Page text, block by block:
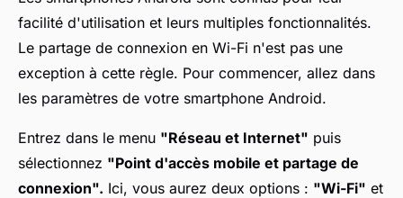
facilité d'utilisation et leurs multiples fonctionnalités.
Le partage de connexion en Wi-Fi n'est pas une
exception à cette règle. Pour commencer, allez dans
les paramètres de votre smartphone Android.
Entrez dans le menu "Réseau et Internet" puis
sélectionnez "Point d'accès mobile et partage de
connexion". Ici, vous aurez deux options : "Wi-Fi" et